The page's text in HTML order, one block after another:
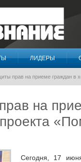
ЛИДЕРЫ
прав на приеме граждан в
на
Сегодня, 17